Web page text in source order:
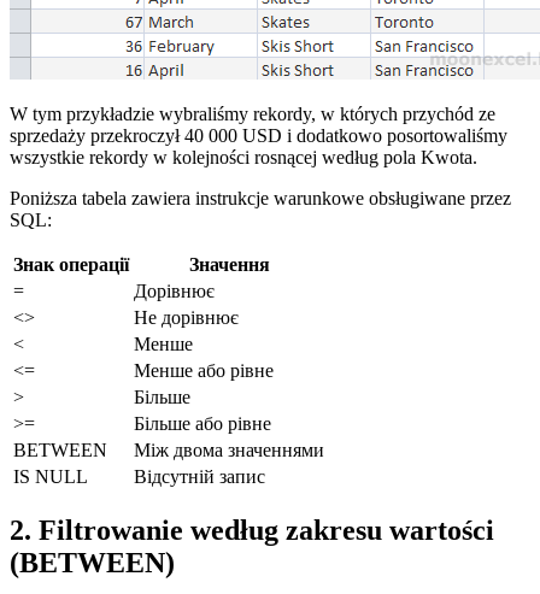
W tym przykładzie wybraliśmy rekordy, w których przychód ze
sprzedaży przekroczył 40 000 USD i dodatkowo posortowaliśmy
wszystkie rekordy w kolejności rosnącej według pola Kwota.
Poniższa tabela zawiera instrukcje warunkowe obsługiwane przez
SQL:
Знак операції
Значення
=
Дорівнює
<>
Не дорівнює
<
Менше
<=
Менше або рівне
>
Більше
>=
Більше або рівне
BETWEEN
Між двома значеннями
IS NULL
Відсутній запис
2. Filtrowanie według zakresu wartości
(BETWEEN)